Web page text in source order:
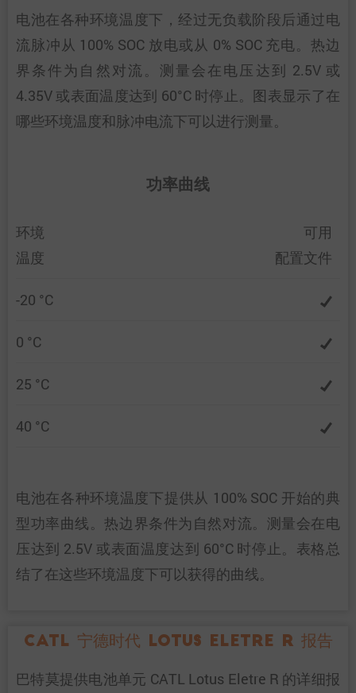
电池在各种环境温度下，经过无负载阶段后通过电
流脉冲从 100% SOC 放电或从 0% SOC 充电。热边
界条件为自然对流。测量会在电压达到 2.5V 或
4.35V 或表面温度达到 60°C 时停止。图表显示了在
哪些环境温度和脉冲电流下可以进行测量。
功率曲线
环境
温度
可用
配置文件
-20 °C
0 °C
25 °C
40 °C
电池在各种环境温度下提供从 100% SOC 开始的典
型功率曲线。热边界条件为自然对流。测量会在电
压达到 2.5V 或表面温度达到 60°C 时停止。表格总
结了在这些环境温度下可以获得的曲线。
CATL 宁德时代 Lotus Eletre R 报告
巴特莫提供电池单元 CATL Lotus Eletre R 的详细报